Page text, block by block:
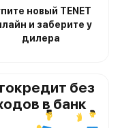
новый TENET
и заберите у
дилера
без
в банк